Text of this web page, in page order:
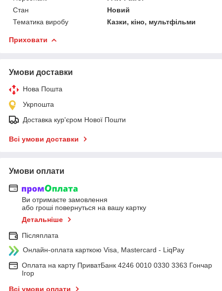
Стан
Новий
Тематика виробу
Казки, кіно, мультфільми
Приховати
Умови доставки
Нова Пошта
Укрпошта
Доставка кур'єром Нової Пошти
Всі умови доставки
Умови оплати
Ви отримаєте замовлення
або гроші повернуться на вашу картку
Детальніше
Післяплата
Онлайн-оплата карткою Visa, Mastercard - LiqPay
Оплата на карту ПриватБанк 4246 0010 0330 3363 Гончар
Ігор
Всі умови оплати